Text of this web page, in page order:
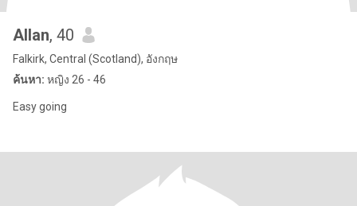
Allan, 40
Falkirk, Central (Scotland), อังกฤษ
ค้นหา: หญิง 26 - 46
Easy going